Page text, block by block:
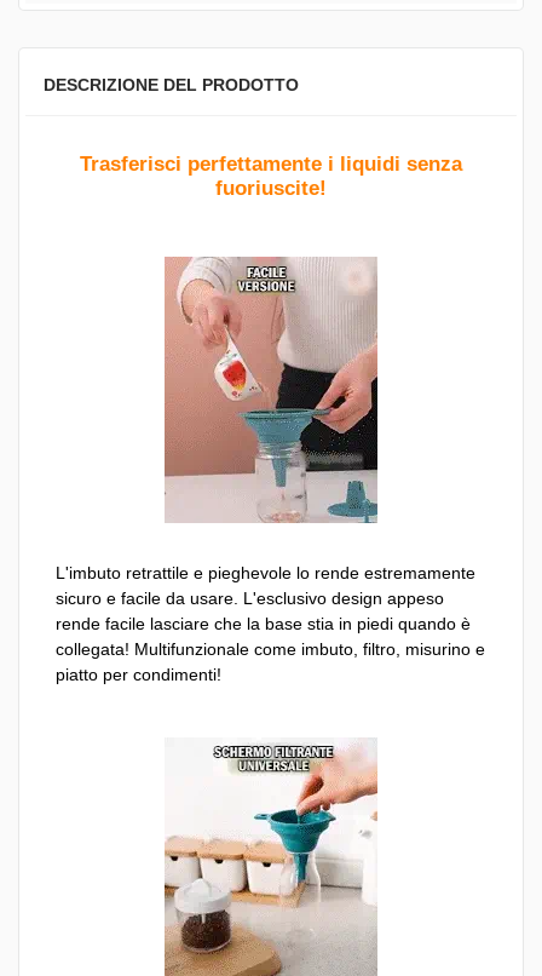
DESCRIZIONE DEL PRODOTTO
Trasferisci perfettamente i liquidi senza
fuoriuscite!
L'imbuto retrattile e pieghevole lo rende estremamente
sicuro e facile da usare. L'esclusivo design appeso
rende facile lasciare che la base stia in piedi quando è
collegata! Multifunzionale come imbuto, filtro, misurino e
piatto per condimenti!